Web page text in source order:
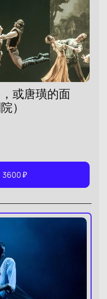
或唐璜的面
）
3600₽